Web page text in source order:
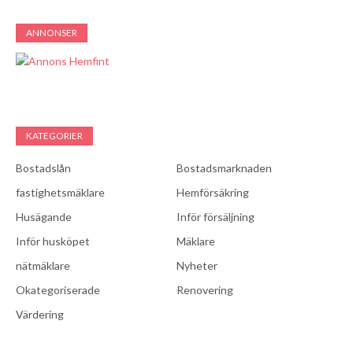
ANNONSER
KATEGORIER
Bostadslån
Bostadsmarknaden
fastighetsmäklare
Hemförsäkring
Husägande
Inför försäljning
Inför husköpet
Mäklare
nätmäklare
Nyheter
Okategoriserade
Renovering
Värdering